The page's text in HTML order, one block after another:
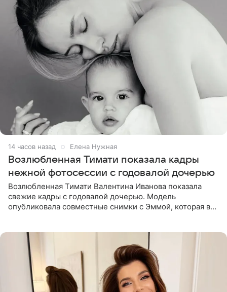
14 часов назад Елена Нужная
Возлюбленная Тимати показала кадры
нежной фотосессии с годовалой дочерью
Возлюбленная Тимати Валентина Иванова показала
свежие кадры с годовалой дочерью. Модель
опубликовала совместные снимки с Эммой, которая в